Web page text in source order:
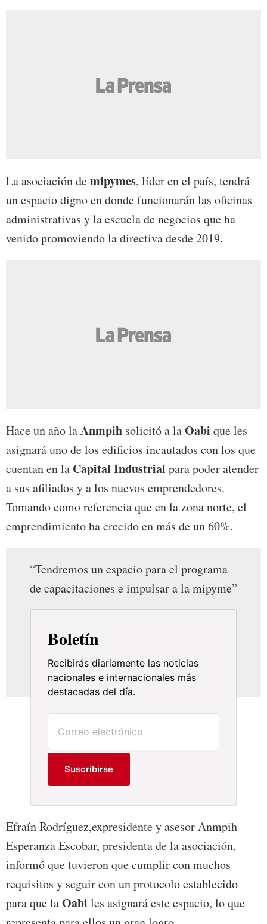
La asociación demipymes, líder en el país, tendrá
un espacio digno en donde funcionarán las oficinas
administrativas y la escuela de negocios que ha
venido promoviendo la directiva desde 2019.
Hace un año laAnmpih solicitó a laOabi que les
asignará uno de los edificios incautados con los que
cuentan en la Capital Industrial para poder atender
a sus afiliados y a los nuevos emprendedores.
Tomando como referencia que en la zona norte, el
emprendimiento ha crecido en más de un 60%.
“Tendremos un espacio para el programa
de capacitaciones e impulsar a la mipyme”
Boletín
Recibirás diariamente las noticias
nacionales e internacionales más
destacadas del día.
Suscribirse
Efraín Rodríguez,expresidente y asesor Anmpih
Esperanza Escobar, presidenta de la asociación,
informó que tuvieron que cumplir con muchos
requisitos y seguir con un protocolo establecido
para que laOabi les asignará este espacio, lo que